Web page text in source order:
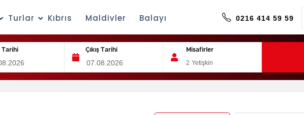
0216 414 59 59
Turlar Kıbrıs Maldivler Balayı
Tarihi Çıkış Tarihi Misafirler
2 Yetişkin